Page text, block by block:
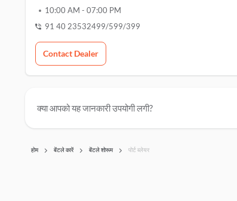
10:00 AM - 07:00 PM
91 40 23532499/599/399
Contact Dealer
क्या आपको यह जानकारी उपयोगी लगी?
होम बेंटले कारें बेंटले शोरूम पोर्ट ब्लेयर